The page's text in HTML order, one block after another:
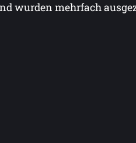
wurden mehrfach